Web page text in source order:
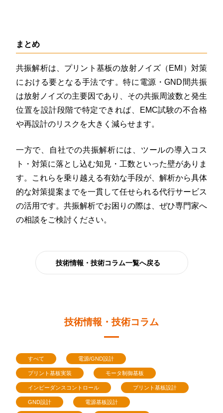
まとめ
共振解析は、プリント基板の放射ノイズ（EMI）対策
における要となる手法です。特に電源・GND間共振
は放射ノイズの主要因であり、その共振周波数と発生
位置を設計段階で特定できれば、EMC試験の不合格
や再設計のリスクを大きく減らせます。
一方で、自社での共振解析には、ツールの導入コス
ト・対策に落とし込む知見・工数といった壁がありま
す。これらを乗り越える有効な手段が、解析から具体
的な対策提案までを一貫して任せられる代行サービス
の活用です。共振解析でお困りの際は、ぜひ専門家へ
の相談をご検討ください。
技術情報・技術コラム一覧へ戻る
技術情報・技術コラム
すべて 電源/GND設計
プリント基板実装 モータ制御基板
インピーダンスコントロール プリント基板設計
GND設計 電源基板設計